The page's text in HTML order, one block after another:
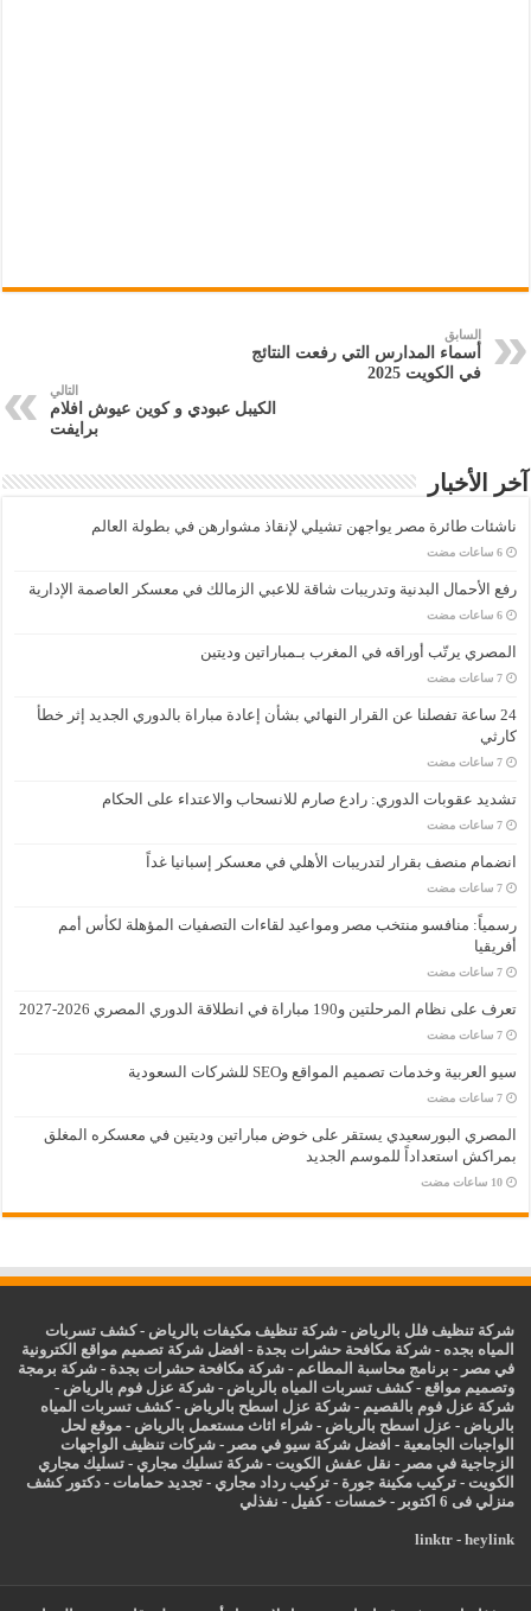
السابق
أسماء المدارس التي رفعت النتائج
في الكويت 2025
التالي
الكيبل عبودي و كوين عيوش افلام
برايفت
آخر الأخبار
ناشئات طائرة مصر يواجهن تشيلي لإنقاذ مشوارهن في بطولة العالم
‏6 ساعات مضت
رفع الأحمال البدنية وتدريبات شاقة للاعبي الزمالك في معسكر العاصمة الإدارية
‏6 ساعات مضت
المصري يرتّب أوراقه في المغرب بـمباراتين وديتين
‏7 ساعات مضت
24 ساعة تفصلنا عن القرار النهائي بشأن إعادة مباراة بالدوري الجديد إثر خطأ
كارثي
‏7 ساعات مضت
تشديد عقوبات الدوري: رادع صارم للانسحاب والاعتداء على الحكام
‏7 ساعات مضت
انضمام منصف بقرار لتدريبات الأهلي في معسكر إسبانيا غداً
‏7 ساعات مضت
رسمياً: منافسو منتخب مصر ومواعيد لقاءات التصفيات المؤهلة لكأس أمم
أفريقيا
‏7 ساعات مضت
تعرف على نظام المرحلتين و190 مباراة في انطلاقة الدوري المصري 2026-2027
‏7 ساعات مضت
سيو العربية وخدمات تصميم المواقع وSEO للشركات السعودية
‏7 ساعات مضت
المصري البورسعيدي يستقر على خوض مباراتين وديتين في معسكره المغلق
بمراكش استعداداً للموسم الجديد
‏10 ساعات مضت
شركة تنظيف فلل بالرياض -شركة تنظيف مكيفات بالرياض -كشف تسربات
المياه بجده -شركة مكافحة حشرات بجدة - افضل شركة تصميم مواقع الكترونية
في مصر - برنامج محاسبة المطاعم -شركة مكافحة حشرات بجدة -شركة برمجة
وتصميم مواقع -كشف تسربات المياه بالرياض -شركة عزل فوم بالرياض -
شركة عزل فوم بالقصيم -شركة عزل اسطح بالرياض -كشف تسربات المياه
بالرياض - عزل اسطح بالرياض -شراء اثاث مستعمل بالرياض - موقع لحل
الواجبات الجامعية - افضل شركة سيو في مصر -شركات تنظيف الواجهات
الزجاجية في مصر - نقل عفش الكويت -شركة تسليك مجاري -تسليك مجاري
الكويت -تركيب مكينة جورة -تركيب رداد مجاري -تجديد حمامات -دكتور كشف
منزلي فى 6 اكتوبر
-خمسات -كفيل - نفذلي
linktr- heylink